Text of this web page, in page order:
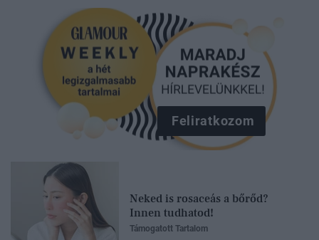
Feliratkozom
Neked is rosaceás a bőrőd?
Innen tudhatod!
Támogatott Tartalom